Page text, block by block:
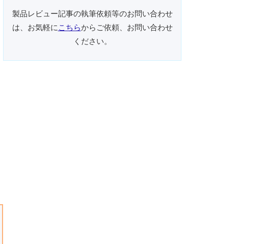
製品レビュー記事の執筆依頼等のお問い合わせ
は、お気軽に こちらからご依頼、お問い合わせ
ください。